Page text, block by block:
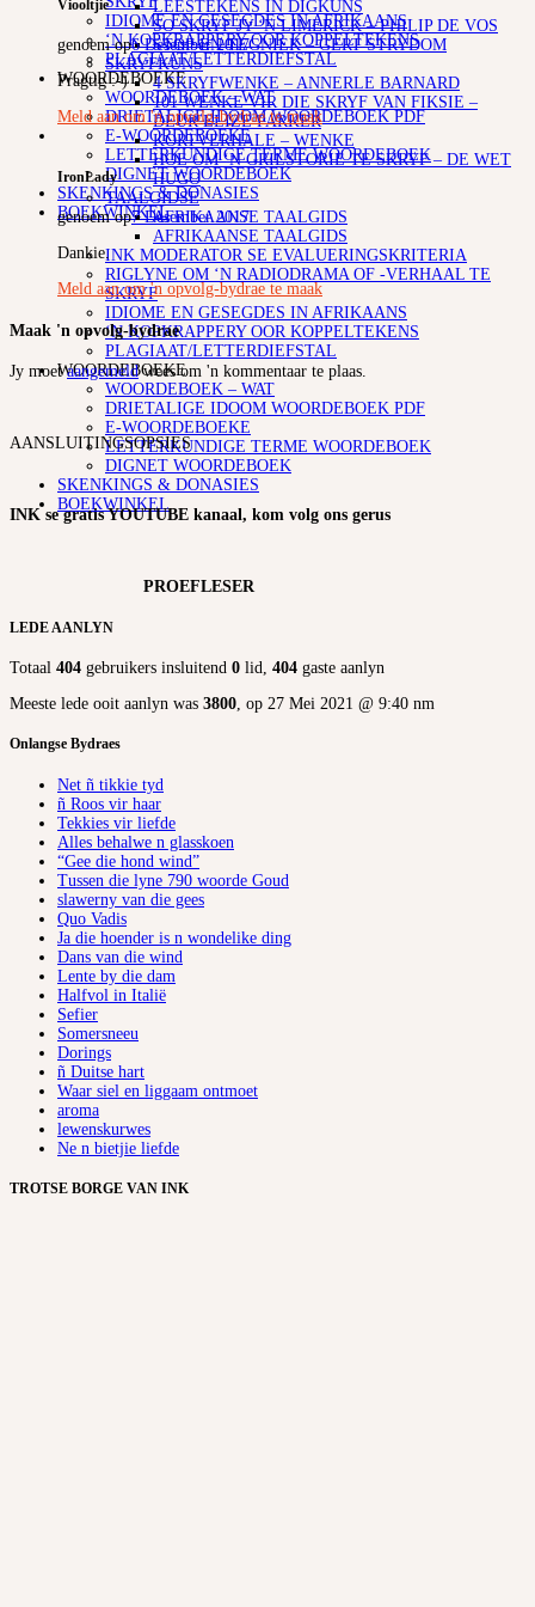
IDIOME EN GESEGDES IN AFRIKAANS
‘N KOPKRAPPERY OOR KOPPELTEKENS
PLAGIAAT/LETTERDIEFSTAL
WOORDEBOEKE
WOORDEBOEK – WAT
DRIETALIGE IDOOM WOORDEBOEK PDF
E-WOORDEBOEKE
LETTERKUNDIGE TERME WOORDEBOEK
DIGNET WOORDEBOEK
SKENKINGS & DONASIES
BOEKWINKEL
LEESTEKENS IN DIGKUNS
SO SKRYF JY ‘N LIMERICK – PHILIP DE VOS
STOF EN TEGNIEK – GERT STRYDOM
SKRYFKUNS
4 SKRYFWENKE – ANNERLE BARNARD
101 WENKE VIR DIE SKRYF VAN FIKSIE –
DEUR ELIZE PARKER
KORTVERHALE – WENKE
HOE OM ‘N GRILSTORIE TE SKRYF – DE WET
HUGO
TAALGIDSE
AFRIKAANSE TAALGIDS
AFRIKAANSE TAALGIDS
INK MODERATOR SE EVALUERINGSKRITERIA
RIGLYNE OM ‘N RADIODRAMA OF -VERHAAL TE
SKRYF
IDIOME EN GESEGDES IN AFRIKAANS
‘N KOPKRAPPERY OOR KOPPELTEKENS
PLAGIAAT/LETTERDIEFSTAL
WOORDEBOEKE
WOORDEBOEK – WAT
DRIETALIGE IDOOM WOORDEBOEK PDF
E-WOORDEBOEKE
LETTERKUNDIGE TERME WOORDEBOEK
DIGNET WOORDEBOEK
SKENKINGS & DONASIES
BOEKWINKEL
Viooltjie
genoem op6 Desember 2017
Pragtig :-)
Meld aan om 'n opvolg-bydrae te maak
IronLady
genoem op7 Desember 2017
Dankie.
Meld aan om 'n opvolg-bydrae te maak
Maak 'n opvolg-bydrae
Jy moetaangemeldwees om 'n kommentaar te plaas.
AANSLUITINGSOPSIES
INK se gratis YOUTUBE kanaal, kom volg ons gerus
PROEFLESER
LEDE AANLYN
Totaal 404 gebruikers insluitend 0 lid, 404 gaste aanlyn
Meeste lede ooit aanlyn was 3800, op 27 Mei 2021 @ 9:40 nm
Onlangse Bydraes
Net ñ tikkie tyd
ñ Roos vir haar
Tekkies vir liefde
Alles behalwe n glasskoen
“Gee die hond wind”
Tussen die lyne 790 woorde Goud
slawerny van die gees
Quo Vadis
Ja die hoender is n wondelike ding
Dans van die wind
Lente by die dam
Halfvol in Italië
Sefier
Somersneeu
Dorings
ñ Duitse hart
Waar siel en liggaam ontmoet
aroma
lewenskurwes
Ne n bietjie liefde
TROTSE BORGE VAN INK